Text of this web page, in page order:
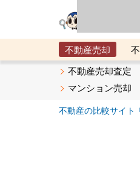
不動産売却
メタ住宅展示場
不動産売却査定
マンション売却
不動産の比較サイト